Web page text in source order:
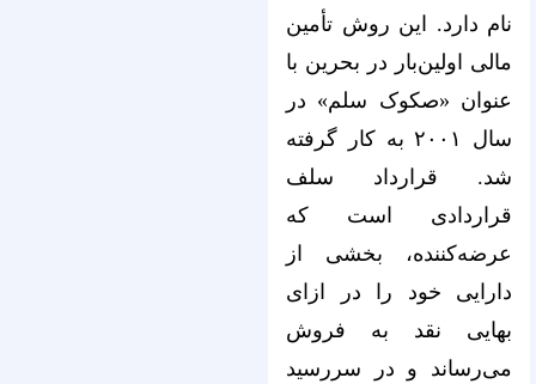
نام دارد. این روش تأمین
مالی اولین‌بار در بحرین با
عنوان «صکوک سلم» در
سال ۲۰۰۱ به کار گرفته
شد. قرارداد سلف
قراردادی است که
عرضه‌کننده، بخشی از
دارایی خود را در ازای
بهایی نقد به فروش
می‌رساند و در سررسید